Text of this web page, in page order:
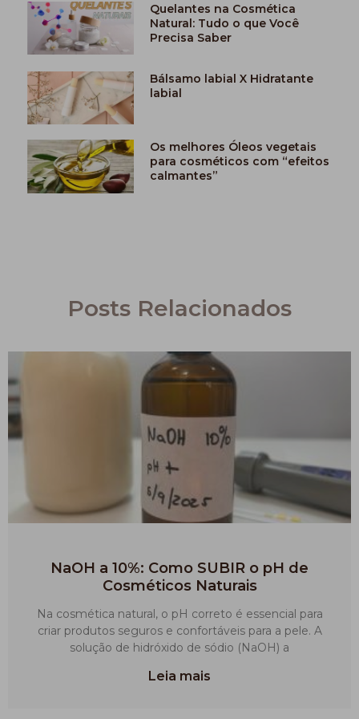
Quelantes na Cosmética
Natural: Tudo o que Você
Precisa Saber
Bálsamo labial X Hidratante
labial
Os melhores Óleos vegetais
para cosméticos com “efeitos
calmantes”
Posts Relacionados
NaOH a 10%: Como SUBIR o pH de
Cosméticos Naturais
Na cosmética natural, o pH correto é essencial para
criar produtos seguros e confortáveis para a pele. A
solução de hidróxido de sódio (NaOH) a
Leia mais